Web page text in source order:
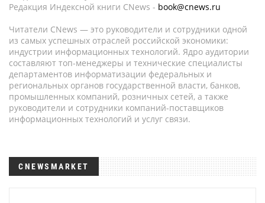
Редакция Индексной книги CNews - book@cnews.ru
Читатели CNews — это руководители и сотрудники одной
из самых успешных отраслей российской экономики:
индустрии информационных технологий. Ядро аудитории
составляют топ-менеджеры и технические специалисты
департаментов информатизации федеральных и
региональных органов государственной власти, банков,
промышленных компаний, розничных сетей, а также
руководители и сотрудники компаний-поставщиков
информационных технологий и услуг связи.
CNEWSMARKET